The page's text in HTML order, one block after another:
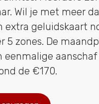
Wil je met meer
extra geluidskaart
5 zones. De
eenmalige
de €170.